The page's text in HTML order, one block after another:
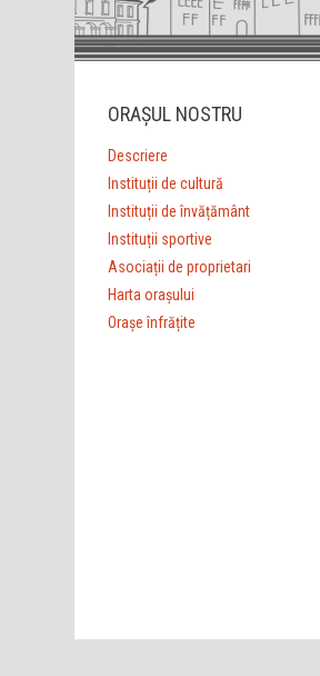
ORAȘUL NOSTRU
Descriere
Instituții de cultură
Instituții de învățământ
Instituții sportive
Asociații de proprietari
Harta orașului
Orașe înfrățite